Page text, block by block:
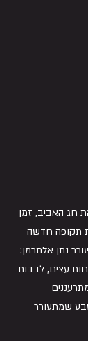
חג האביב, זמן
תקופה חדשה
נתן אלתרמן:
עצים, לבבות
שמתעורר